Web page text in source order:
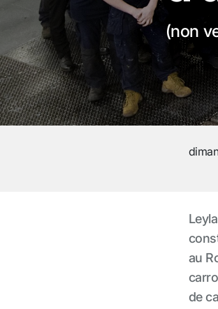
(non
au
de